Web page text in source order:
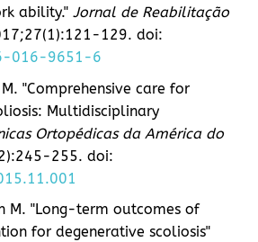
ability." Jornal de Reabilitação
129. doi:
016-9651-6
"Comprehensive care for
Multidisciplinary
Ortopédicas da América do
255. doi:
M. "Long-term outcomes of
for degenerative scoliosis"